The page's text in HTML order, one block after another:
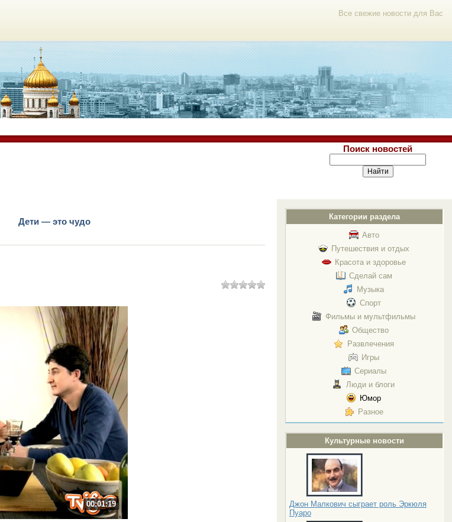
Все свежие новости для Вас
Поиск новостей
Категории раздела
Авто
Путешествия и отдых
Красота и здоровье
Сделай сам
Музыка
Спорт
Фильмы и мультфильмы
Общество
Развлечения
Игры
Сериалы
Люди и блоги
Юмор
Разное
Культурные новости
Джон Малкович сыграет роль Эркюля
Пуаро
Дети — это чудо
00:01:19